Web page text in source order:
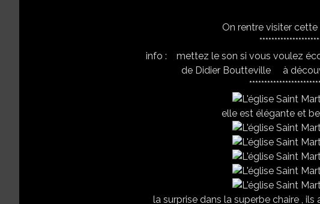
On rentre visiter
info : mettez le son si vous voulez
de Didier Boutteville à
elle est élégante et
la surprise dans la superbe chaire ,